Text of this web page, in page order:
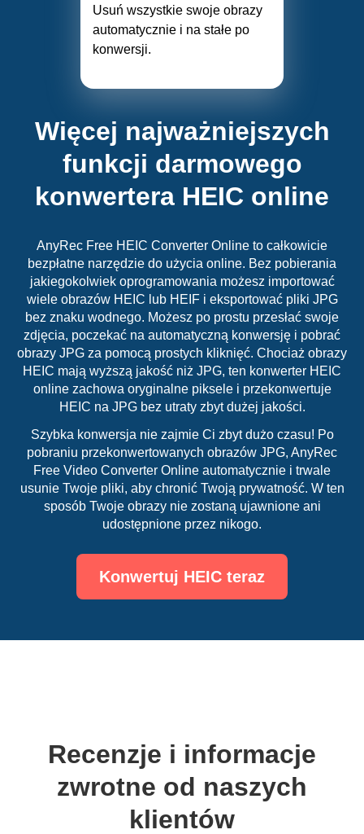
Usuń wszystkie swoje obrazy
automatycznie i na stałe po
konwersji.
Więcej najważniejszych
funkcji darmowego
konwertera HEIC online
AnyRec Free HEIC Converter Online to całkowicie
bezpłatne narzędzie do użycia online. Bez pobierania
jakiegokolwiek oprogramowania możesz importować
wiele obrazów HEIC lub HEIF i eksportować pliki JPG
bez znaku wodnego. Możesz po prostu przesłać swoje
zdjęcia, poczekać na automatyczną konwersję i pobrać
obrazy JPG za pomocą prostych kliknięć. Chociaż obrazy
HEIC mają wyższą jakość niż JPG, ten konwerter HEIC
online zachowa oryginalne piksele i przekonwertuje
HEIC na JPG bez utraty zbyt dużej jakości.
Szybka konwersja nie zajmie Ci zbyt dużo czasu! Po
pobraniu przekonwertowanych obrazów JPG, AnyRec
Free Video Converter Online automatycznie i trwale
usunie Twoje pliki, aby chronić Twoją prywatność. W ten
sposób Twoje obrazy nie zostaną ujawnione ani
udostępnione przez nikogo.
Konwertuj HEIC teraz
Recenzje i informacje
zwrotne od naszych
klientów